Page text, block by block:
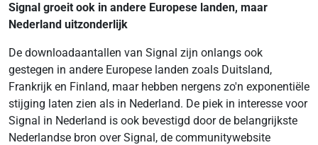
Signal groeit ook in andere Europese landen, maar
Nederland uitzonderlijk
De downloadaantallen van Signal zijn onlangs ook
gestegen in andere Europese landen zoals Duitsland,
Frankrijk en Finland, maar hebben nergens zo'n exponentiële
stijging laten zien als in Nederland. De piek in interesse voor
Signal in Nederland is ook bevestigd door de belangrijkste
Nederlandse bron over Signal, de communitywebsite